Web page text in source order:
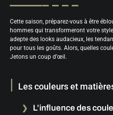
Cette saison, préparez-vous à être
hommes qui transformeront votre
adepte des looks audacieux, les
pour tous les goûts. Alors, quelles
Jetons un coup d’œil.
Les couleurs et
L’influence des